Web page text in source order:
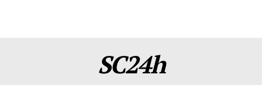
SC24h